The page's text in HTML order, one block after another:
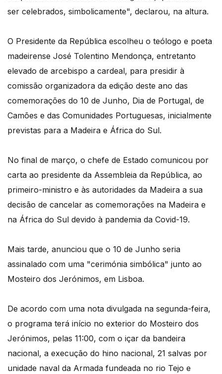
ser celebrados, simbolicamente", declarou, na altura.
O Presidente da República escolheu o teólogo e poeta
madeirense José Tolentino Mendonça, entretanto
elevado de arcebispo a cardeal, para presidir à
comissão organizadora da edição deste ano das
comemorações do 10 de Junho, Dia de Portugal, de
Camões e das Comunidades Portuguesas, inicialmente
previstas para a Madeira e África do Sul.
No final de março, o chefe de Estado comunicou por
carta ao presidente da Assembleia da República, ao
primeiro-ministro e às autoridades da Madeira a sua
decisão de cancelar as comemorações na Madeira e
na África do Sul devido à pandemia da Covid-19.
Mais tarde, anunciou que o 10 de Junho seria
assinalado com uma "cerimónia simbólica" junto ao
Mosteiro dos Jerónimos, em Lisboa.
De acordo com uma nota divulgada na segunda-feira,
o programa terá início no exterior do Mosteiro dos
Jerónimos, pelas 11:00, com o içar da bandeira
nacional, a execução do hino nacional, 21 salvas por
unidade naval da Armada fundeada no rio Tejo e